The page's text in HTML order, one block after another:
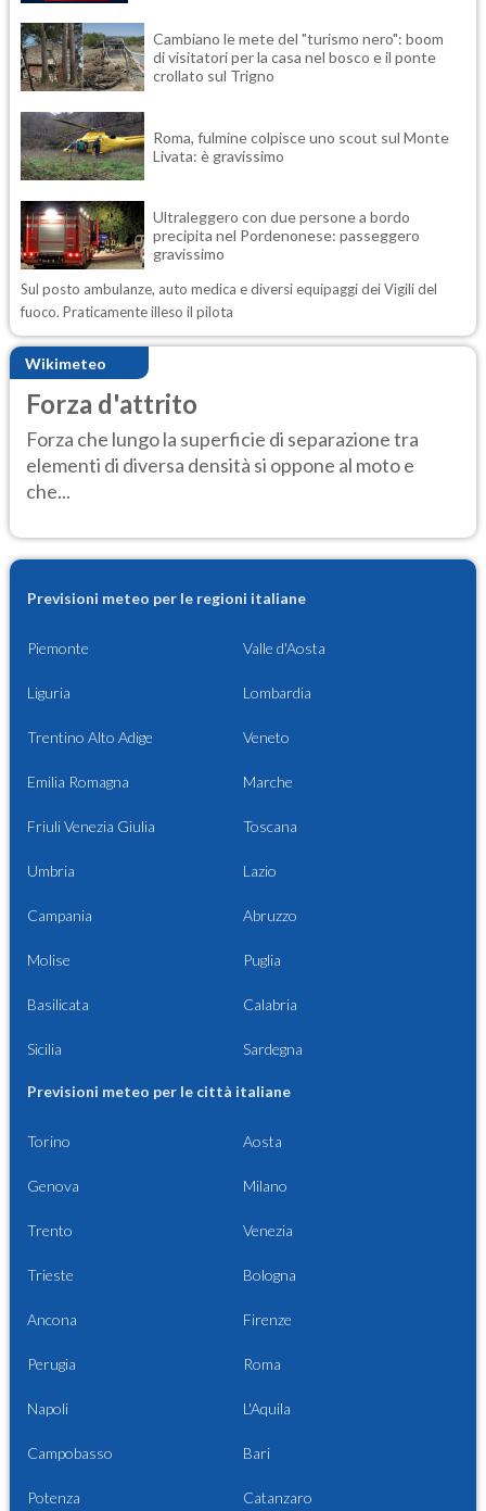
Cambiano le mete del "turismo nero": boom
di visitatori per la casa nel bosco e il ponte
crollato sul Trigno
Roma, fulmine colpisce uno scout sul Monte
Livata: è gravissimo
Ultraleggero con due persone a bordo
precipita nel Pordenonese: passeggero
gravissimo
Sul posto ambulanze, auto medica e diversi equipaggi dei Vigili del
fuoco. Praticamente illeso il pilota
Wikimeteo
Forza d'attrito
Forza che lungo la superficie di separazione tra
elementi di diversa densità si oppone al moto e
che...
Previsioni meteo per le regioni italiane
Piemonte Valle d'Aosta
Liguria Lombardia
Trentino Alto Adige Veneto
Emilia Romagna Marche
Friuli Venezia Giulia Toscana
Umbria Lazio
Campania Abruzzo
Molise Puglia
Basilicata Calabria
Sicilia Sardegna
Previsioni meteo per le città italiane
Torino Aosta
Genova Milano
Trento Venezia
Trieste Bologna
Ancona Firenze
Perugia Roma
Napoli L'Aquila
Campobasso Bari
Potenza Catanzaro